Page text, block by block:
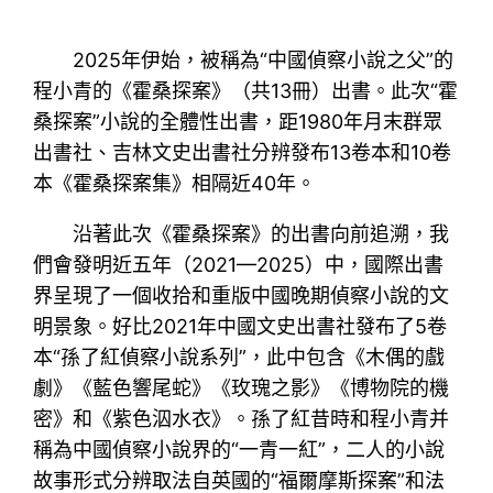
2025年伊始，被稱為“中國偵察小說之父”的
程小青的《霍桑探案》（共13冊）出書。此次“霍
桑探案”小說的全體性出書，距1980年月末群眾
出書社、吉林文史出書社分辨發布13卷本和10卷
本《霍桑探案集》相隔近40年。
沿著此次《霍桑探案》的出書向前追溯，我
們會發明近五年（2021—2025）中，國際出書
界呈現了一個收拾和重版中國晚期偵察小說的文
明景象。好比2021年中國文史出書社發布了5卷
本“孫了紅偵察小說系列”，此中包含《木偶的戲
劇》《藍色響尾蛇》《玫瑰之影》《博物院的機
密》和《紫色泅水衣》。孫了紅昔時和程小青并
稱為中國偵察小說界的“一青一紅”，二人的小說
故事形式分辨取法自英國的“福爾摩斯探案”和法